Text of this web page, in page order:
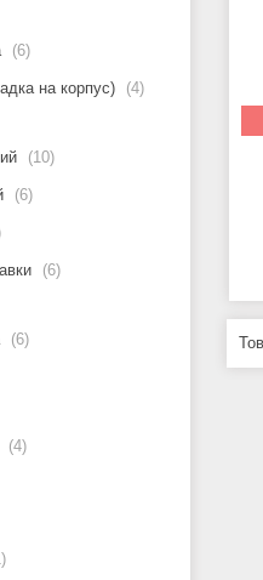
6
на корпус) 4
10
6
6
6
4